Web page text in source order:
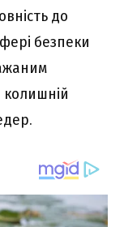
до
безпеки